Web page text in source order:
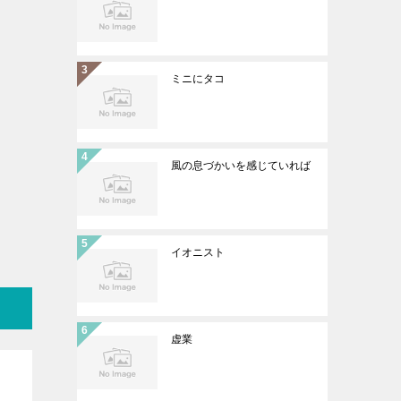
ミニにタコ
風の息づかいを感じていれば
イオニスト
虚業